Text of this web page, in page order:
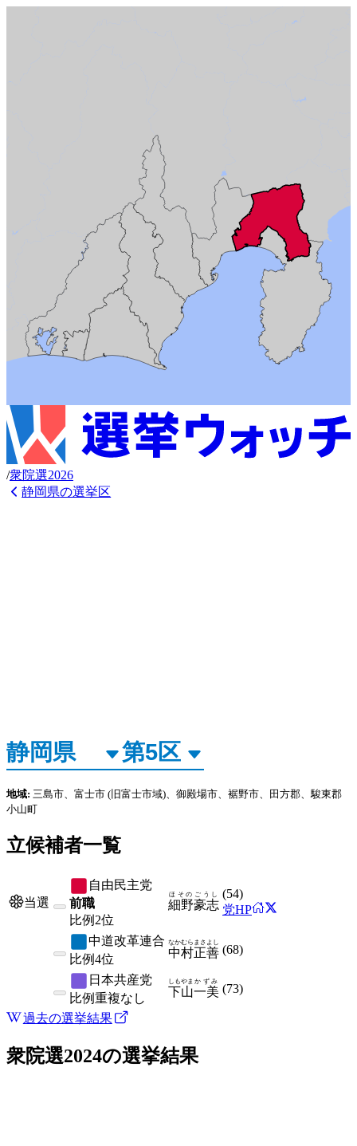
/衆院選2026
静岡県の選挙区
地域: 三島市、富士市 (旧富士市域)、御殿場市、裾野市、田方郡、駿東郡
小山町
立候補者一覧
当選
自由民主党
前職
比例 2位
細野
ほその
豪志
ごうし (54)
党HP
中道改革連合
比例4位 中村
なかむら
正善
まさよし
(68)
日本共産党
比例重複なし 下山
しもやま
一美
かずみ
(73)
過去の選挙結果
衆院選2024の選挙結果